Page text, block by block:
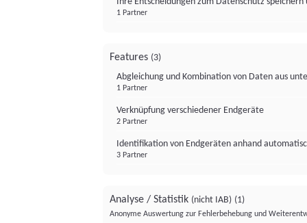
1 Partner
Features (3)
Abgleichung und Kombination von Daten aus
1 Partner
Verknüpfung verschiedener Endgeräte
2 Partner
Identifikation von Endgeräten anhand
3 Partner
Analyse / Statistik (nicht IAB) (1)
Anonyme Auswertung zur Fehlerbehebung und